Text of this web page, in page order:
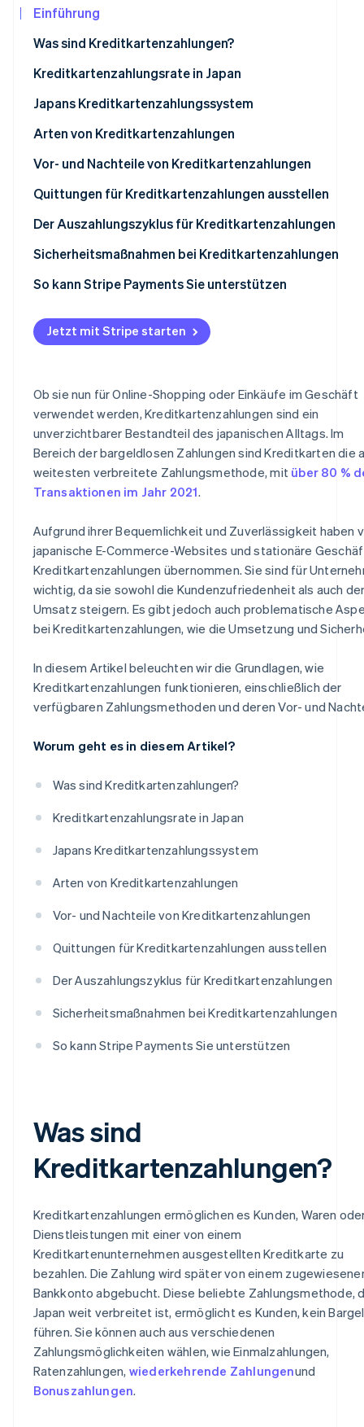
Start-up-Gründung
Climate
Identity
Stripe-Sessions 2026
Erfahren Sie, wie Stripe Lösungen für die
Jetzt ansehen
Partner
Einführung
Was sind Kreditkartenzahlungen?
Kreditkartenzahlungsrate in Japan
Japans Kreditkartenzahlungssystem
Direktvertrag
Zahlungsdienstleister
Arten von Kreditkartenzahlungen
Einmalzahlungen
Ratenzahlungen
Wiederkehrende Zahlungen
Bonuszahlungen
Vor- und Nachteile von Kreditkartenzahlungen
Vorteile für Kundinnen und Kunden
Nachteile für Kundinnen und Kunden
Vorteile für Unternehmen
Nachteile für Unternehmen
Quittungen für Kreditkartenzahlungen ausstellen
Der Auszahlungszyklus für Kreditkartenzahlungen
Sicherheitsmaßnahmen bei Kreditkartenzahlungen
So kann Stripe Payments Sie unterstützen
Jetzt mit Stripe starten
Ob sie nun für Online-Shopping oder Einkäufe im Geschäft
verwendet werden, Kreditkartenzahlungen sind ein
unverzichtbarer Bestandteil des japanischen Alltags. Im
Bereich der bargeldlosen Zahlungen sind Kreditkarten die
weitesten verbreitete Zahlungsmethode, mit über 80 %
Transaktionen im Jahr 2021.
Aufgrund ihrer Bequemlichkeit und Zuverlässigkeit haben
japanische E-Commerce-Websites und stationäre
Kreditkartenzahlungen übernommen. Sie sind für
wichtig, da sie sowohl die Kundenzufriedenheit als auch
Umsatz steigern. Es gibt jedoch auch problematische
bei Kreditkartenzahlungen, wie die Umsetzung und
In diesem Artikel beleuchten wir die Grundlagen, wie
Kreditkartenzahlungen funktionieren, einschließlich der
verfügbaren Zahlungsmethoden und deren Vor- und
Worum geht es in diesem Artikel?
Was sind Kreditkartenzahlungen?
Kreditkartenzahlungsrate in Japan
Japans Kreditkartenzahlungssystem
Arten von Kreditkartenzahlungen
Vor- und Nachteile von Kreditkartenzahlungen
Quittungen für Kreditkartenzahlungen ausstellen
Der Auszahlungszyklus für Kreditkartenzahlungen
Sicherheitsmaßnahmen bei Kreditkartenzahlungen
So kann Stripe Payments Sie unterstützen
Was sind
Kreditkartenzahlungen?
Kreditkartenzahlungen ermöglichen es Kunden, Waren
Dienstleistungen mit einer von einem
Kreditkartenunternehmen ausgestellten Kreditkarte zu
bezahlen. Die Zahlung wird später von einem
Bankkonto abgebucht. Diese beliebte Zahlungsmethode,
Japan weit verbreitet ist, ermöglicht es Kunden, kein
führen. Sie können auch aus verschiedenen
Zahlungsmöglichkeiten wählen, wie Einmalzahlungen,
Ratenzahlungen, wiederkehrende Zahlungenund
Bonuszahlungen.